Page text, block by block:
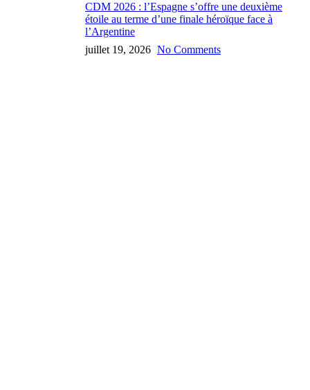
CDM 2026 : l’Espagne s’offre une deuxième
étoile au terme d’une finale héroïque face à
l’Argentine
juillet 19, 2026 No Comments